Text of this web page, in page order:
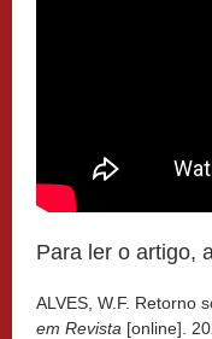
Para ler o artigo,
ALVES, W.F. Retorno
em Revista [online].